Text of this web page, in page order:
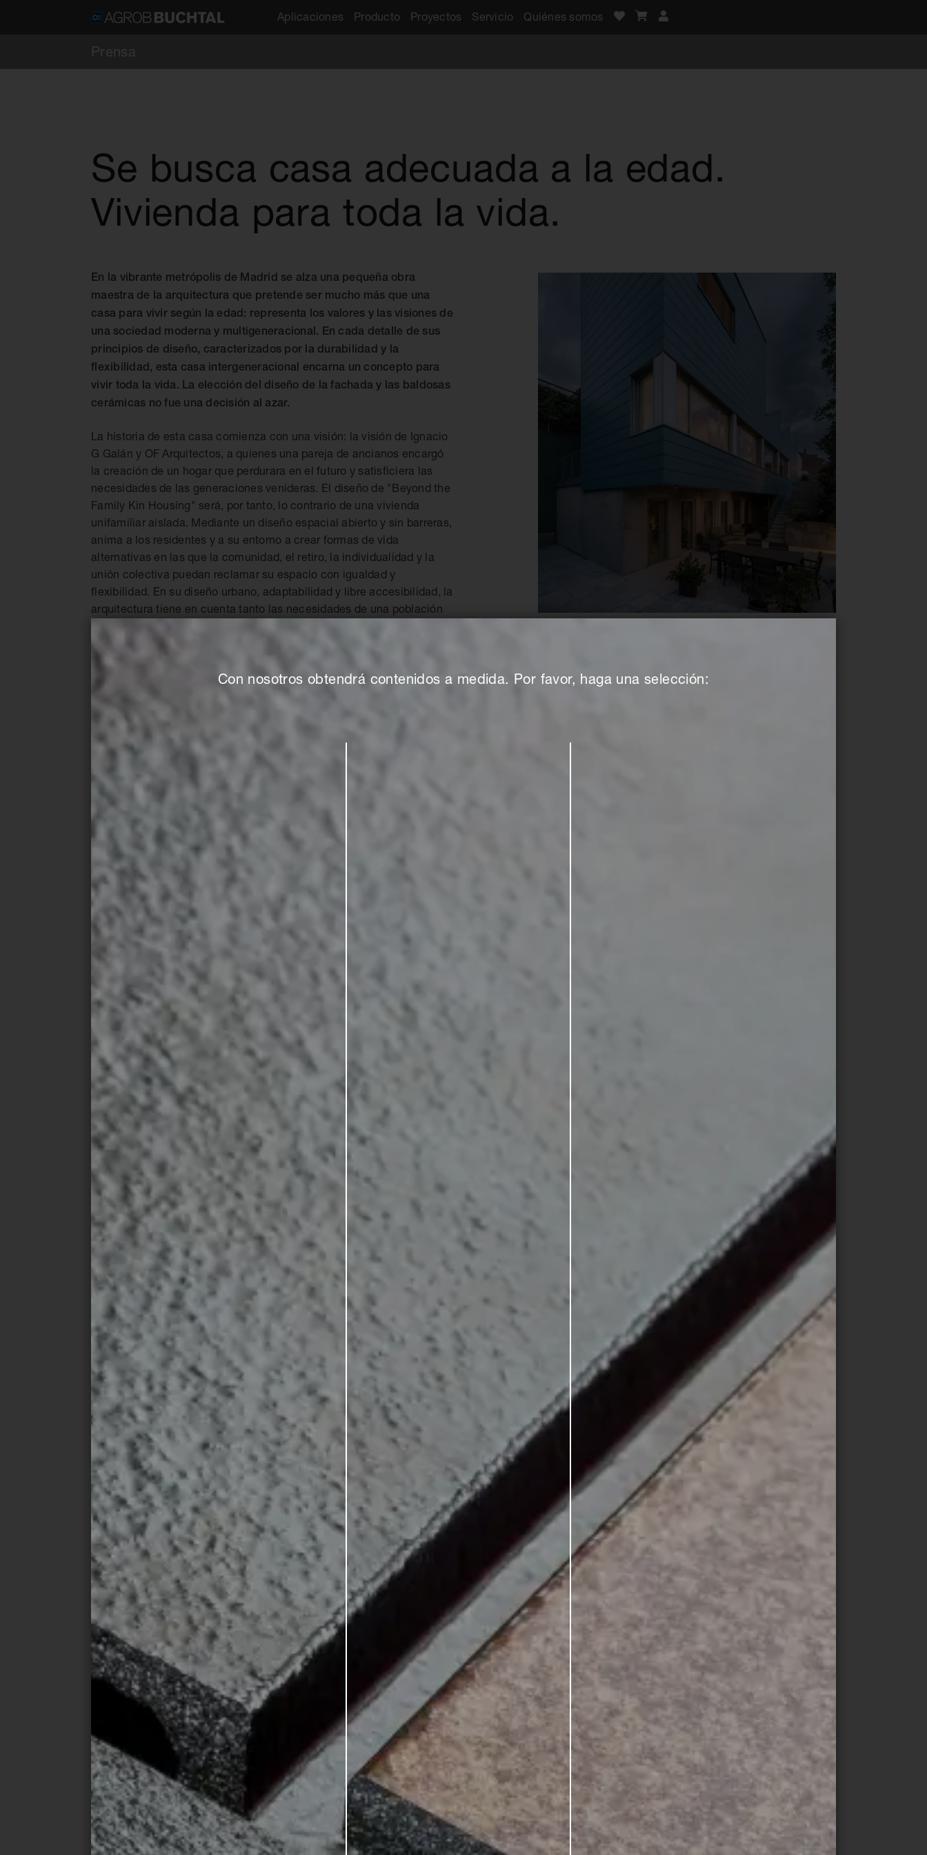
Aplicaciones Producto Proyectos Servicio Quiénes somos
Prensa
Con nosotros obtendrá contenidos a medida. Por favor, haga una selección:
Se busca casa adecuada a la edad.
Vivienda para toda la vida.
En la vibrante metrópolis de Madrid se alza una pequeña obra
maestra de la arquitectura que pretende ser mucho más que una
casa para vivir según la edad: representa los valores y las visiones de
una sociedad moderna y multigeneracional. En cada detalle de sus
principios de diseño, caracterizados por la durabilidad y la
flexibilidad, esta casa intergeneracional encarna un concepto para
vivir toda la vida. La elección del diseño de la fachada y las baldosas
cerámicas no fue una decisión al azar.
La historia de esta casa comienza con una visión: la visión de Ignacio
G Galán y OF Arquitectos, a quienes una pareja de ancianos encargó
la creación de un hogar que perdurara en el futuro y satisficiera las
necesidades de las generaciones venideras. El diseño de "Beyond the
Family Kin Housing" será, por tanto, lo contrario de una vivienda
unifamiliar aislada. Mediante un diseño espacial abierto y sin barreras,
anima a los residentes y a su entorno a crear formas de vida
alternativas en las que la comunidad, el retiro, la individualidad y la
unión colectiva puedan reclamar su espacio con igualdad y
flexibilidad. En su diseño urbano, adaptabilidad y libre accesibilidad, la
arquitectura tiene en cuenta tanto las necesidades de una población
El atrevido exterior del edificio se caracteriza por su tejado en
cobertizo y la fachada de cerámica azul del sistema KeraTwin de
Agrob Buchtal, contrastada por el llamativo aspecto de los paneles
ondulados de acero. La fachada no es sólo estética. Combina varias
eficiencia energética y la calidad medioambiental. Para garantizar la
ventilada de cerámica por recomendación de los arquitectos. Es
robusta y duradera, pero también puede desmontarse y reconvertirse
con flexibilidad. La construcción y los paneles cerámicos
proporcionan al resistente concepto básico de la arquitectura de
Ignacio G Galán y OF Arquitectos la mejor base posible para crear un
vínculo sostenible entre el presente y el futuro. Las ventanas móviles
de la cubierta del cobertizo están acopladas a persianas automáticas
que controlan el calor y la iluminación para crear un interior bien
ventilado y confortable. Los paneles solares, apoyados en la
característica estructura de acero verde del tejado, sustentan el
funcionamiento de la calefacción por suelo radiante en toda la casa.
Centrándose en la eficiencia energética, el diseño sin barreras y el
diseño estético, los propietarios del edificio han optado por una
combinación de calefacción por suelo radiante y baldosas
termoconductoras en amplias zonas del interior. Esto contribuye al
100% a la eficiencia energética de la casa, porque en comparación
con el parqué u otros suelos, las baldosas permiten que el calor se
transfiera a la habitación de forma más rápida y eficiente. El dúo es
fácil de instalar, sostenible en su uso e insuperablemente eficiente en
términos de durabilidad. En verano, las baldosas resultan agradables y
frescas, y son especialmente bienvenidas y utilizadas a menudo en
países cálidos como España. Con el material natural y moderno de las
baldosas, los arquitectos han creado en su proyecto de escaparate un
ambiente acogedor y saludable para residentes de todas las edades.
La accesibilidad es, por supuesto, un tema importante en la Casa
Familiar de la familia Kin y un requisito previo para el paisaje
arquitectónico de Ignacio G Galán y OF Arquitectos, que quieren
promover la inclusión y la participación de todos los residentes, tanto
dentro como fuera. Mientras que los nuevos edificios de la zona
tienden a relegar la mayor parte de la vida social a sus terrazas
orientadas hacia atrás, éstos fomentan la formación de comunidades
y las conexiones sociales con un patio interior, entre otras cosas. El
diseño abierto de la planta baja también fomenta la comunidad de
vecinos con una conexión directa con la calle. Una corta rampa
conduce desde el nivel de la calle hasta la entrada. En el interior, la
casa sigue una secuencia fluida de espacios que atienden a todas las
necesidades, desde niños pequeños hasta ancianos, y que pueden
explorarse y habitarse con comodidad y seguridad: en cada una de
sus tres plantas en distintos grados de autonomía y comunidad. Una
serie de jardines en cascada rodean la casa y ofrecen asientos al aire
libre junto a una pequeña piscina. Una terraza en la azotea ofrece
espacio adicional para la jardinería.
El uso consciente del diseño moderno de azulejos ha derribado
barreras arquitectónicas y garantizado una movilidad sin restricciones
en la vivienda. Los arquitectos consideraron los azulejos no sólo como
revestimiento de paredes o suelos, sino como parte integrante de la
arquitectura residencial inclusiva, que cada vez cobra más
importancia como concepto para el futuro. Los planos de planta
abiertos y flexibles y, no menos importante, la fachada de cerámica
han creado una casa que puede adaptarse con flexibilidad a las
necesidades y estilos de vida cambiantes de sus residentes hoy y en
el futuro. El hecho de que la elección del material de construcción
adecuado desempeña aquí un papel decisivo ya no necesita
demostrarse después de este proyecto como muy tarde.
CONTACTO DE PRENSA
Christoph Schulze
Deutsche Steinzeug Solar Ceramics GmbH
Tel: +49 (0)228 391-1194
E-Mail:christoph.schulze@deutsche-steinzeug.de